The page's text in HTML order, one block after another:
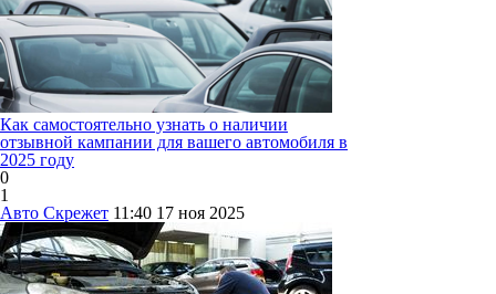
Как самостоятельно узнать о наличии
отзывной кампании для вашего автомобиля в
2025 году
0
1
Авто Скрежет 11:40 17 ноя 2025